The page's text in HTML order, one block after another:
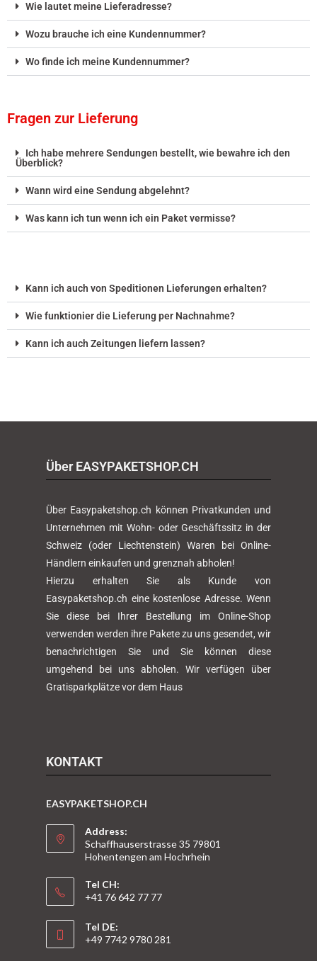
Wie lautet meine Lieferadresse?
Wozu brauche ich eine Kundennummer?
Wo finde ich meine Kundennummer?
Fragen zur Lieferung
Ich habe mehrere Sendungen bestellt, wie bewahre ich den
Überblick?
Wann wird eine Sendung abgelehnt?
Was kann ich tun wenn ich ein Paket vermisse?
Kann ich auch von Speditionen Lieferungen erhalten?
Wie funktionier die Lieferung per Nachnahme?
Kann ich auch Zeitungen liefern lassen?
Über EASYPAKETSHOP.CH
Über Easypaketshop.ch können Privatkunden und
Unternehmen mit Wohn- oder Geschäftssitz in der
Schweiz (oder Liechtenstein) Waren bei Online-
Händlern einkaufen und grenznah abholen!
Hierzu erhalten Sie als Kunde von
Easypaketshop.ch eine kostenlose Adresse. Wenn
Sie diese bei Ihrer Bestellung im Online-Shop
verwenden werden ihre Pakete zu uns gesendet, wir
benachrichtigen Sie und Sie können diese
umgehend bei uns abholen. Wir verfügen über
Gratisparkplätze vor dem Haus
KONTAKT
EASYPAKETSHOP.CH
Address:
Schaffhauserstrasse 35 79801
Hohentengen am Hochrhein
Tel CH:
+41 76 642 77 77
Tel DE:
+49 7742 9780 281